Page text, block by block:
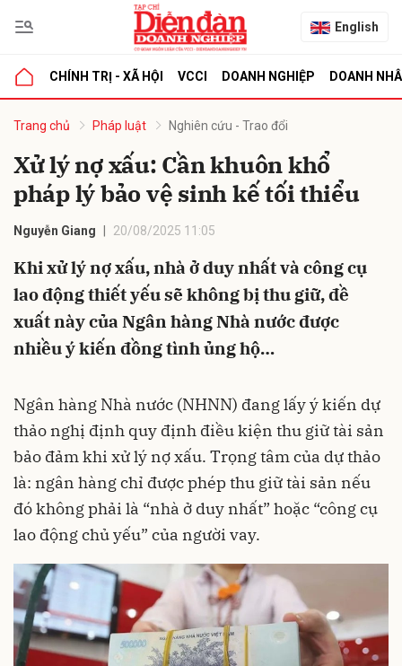
English
CHÍNH TRỊ - XÃ HỘI VCCI DOANH NGHIỆP DOANH
Trang chủ Pháp luật Nghiên cứu - Trao đổi
Xử lý nợ xấu: Cần khuôn khổ
pháp lý bảo vệ sinh kế tối thiểu
Nguyễn Giang 20/08/2025 11:05
Khi xử lý nợ xấu, nhà ở duy nhất và công cụ
lao động thiết yếu sẽ không bị thu giữ, đề
xuất này của Ngân hàng Nhà nước được
nhiều ý kiến đồng tình ủng hộ…
Ngân hàng Nhà nước (NHNN) đang lấy ý kiến dự
thảo nghị định quy định điều kiện thu giữ tài sản
bảo đảm khi xử lý nợ xấu. Trọng tâm của dự thảo
là: ngân hàng chỉ được phép thu giữ tài sản nếu
đó không phải là “nhà ở duy nhất” hoặc “công cụ
lao động chủ yếu” của người vay.
luận
Hủy